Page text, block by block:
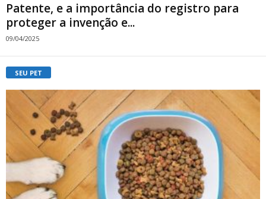
Patente, e a importância do registro para
proteger a invenção e...
09/04/2025
SEU PET